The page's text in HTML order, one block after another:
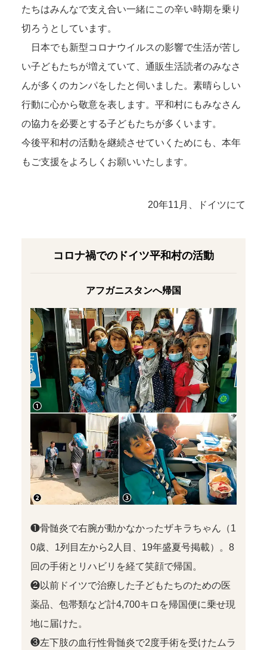
たちはみんなで支え合い一緒にこの辛い時期を乗り
切ろうとしています。
日本でも新型コロナウイルスの影響で生活が苦し
い子どもたちが増えていて、通販生活読者のみなさ
んが多くのカンパをしたと伺いました。素晴らしい
行動に心から敬意を表します。平和村にもみなさん
の協力を必要とする子どもたちが多くいます。
今後平和村の活動を継続させていくためにも、本年
もご支援をよろしくお願いいたします。
20年11月、ドイツにて
コロナ禍でのドイツ平和村の活動
アフガニスタンへ帰国
❶骨髄炎で右腕が動かなかったザキラちゃん（1
0歳、1列目左から2人目、19年盛夏号掲載）。8
回の手術とリハビリを経て笑顔で帰国。
❷以前ドイツで治療した子どもたちのための医
薬品、包帯類など計4,700キロを帰国便に乗せ現
地に届けた。
❸左下肢の血行性骨髄炎で2度手術を受けたムラ